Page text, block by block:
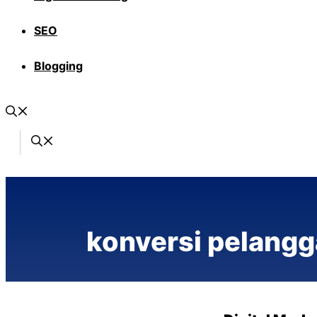
SEO
Blogging
konversi